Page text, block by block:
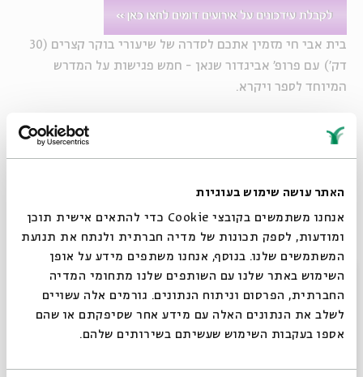
האתר עושה שימוש בעוגיות
אנחנו משתמשים בקובצי Cookie כדי להתאים אישית תוכן
ומודעות, לספק תכונות של מדיה חברתית ולנתח את תנועת
המשתמשים שלנו. בנוסף, אנחנו משתפים מידע על אופן
השימוש באתר שלנו עם השותפים שלנו מתחומי המדיה
החברתית, הפרסום וניתוח הנתונים. גורמים אלה עשויים
לשלב את הנתונים האלה עם מידע אחר שסיפקתם או שהם
אספו בעקבות השימוש שעשיתם בשירותים שלהם.
בית אבי חי מזמין אתכם לסדרה של שיעורי בוקר קצרים (30
דק') עם פרופ' אביגדור שנאן - חמש פגישות על המדרש
המיוחד לספר ויקרא.
ספר "ויקרא" העמיד מול חכמי האגדה אתגר לא-פשוט: בניגוד
הקורבנות. מתוך ההיצע הדליל הזה, נדרשו אמני המעשייה
היהודית לחלץ עקרונות חינוכיים-מוסריים ויופי ספרותי.
הפרשנות שהוענקה לו במדרש "ויקרא רבה" ממחישה באופן
מפואר את הגמישות והיצירתיות שמאפיינת את הספרות
החז"לית: עם חיוך ותבונה, הם המריאו מתוכו לסיפורים
ודרשות על שוחטים ומלאכים, על רוכלים ותלמידי חכמים,
רווקים שמסרבים להתחתן ועוד ועוד.
סגור